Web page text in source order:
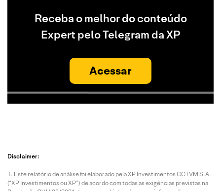
Receba o melhor do conteúdo
Expert pelo Telegram da XP
Acessar
Disclaimer:
Este relatório de análise foi elaborado pela XP Investimentos CCTVM S.A.
(“XP Investimentos ou XP”) de acordo com todas as exigências previstas na